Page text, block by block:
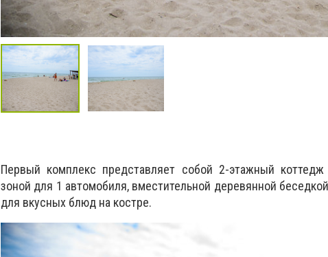
Первый комплекс представляет собой 2-этажный
зоной для 1 автомобиля, вместительной деревянной
для вкусных блюд на костре.